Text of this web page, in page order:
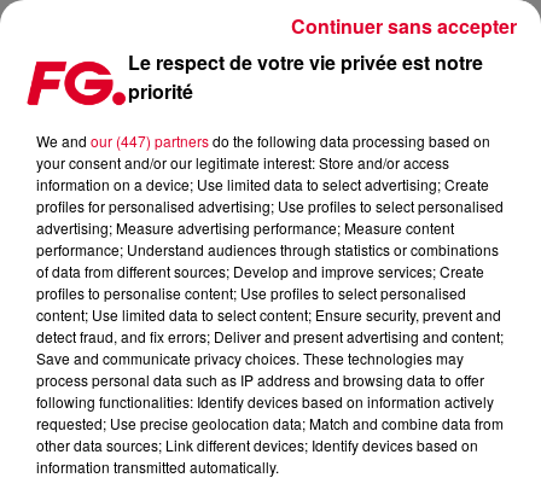
FG MIX DANCE : PAUL VAN DYK
Le respect de votre vie privée est notre
priorité
We and our (447) partnersdo the following data processing based on
your consent and/or our legitimate interest: Store and/or access
information on a device; Use limited data to select advertising; Create
profiles for personalised advertising; Use profiles to select personalised
advertising; Measure advertising performance; Measure content
performance; Understand audiences through statistics or combinations
of data from different sources; Develop and improve services; Create
profiles to personalise content; Use profiles to select personalised
content; Use limited data to select content; Ensure security, prevent and
detect fraud, and fix errors; Deliver and present advertising and content;
Save and communicate privacy choices. These technologies may
process personal data such as IP address and browsing data to offer
following functionalities: Identify devices based on information actively
requested; Use precise geolocation data; Match and combine data from
other data sources; Link different devices; Identify devices based on
information transmitted automatically.
Continuer sans accepter